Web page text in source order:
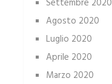
Settembre 2020
Agosto 2020
Luglio 2020
Aprile 2020
Marzo 2020